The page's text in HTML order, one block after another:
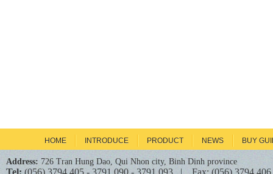
HOME INTRODUCE PRODUCT NEWS BUY
Address: 726 Tran Hung Dao, Qui Nhon city, Binh Dinh province
Tel: (056) 3794 405 - 3791 090 - 3791 093 | Fax: (056) 3794 406